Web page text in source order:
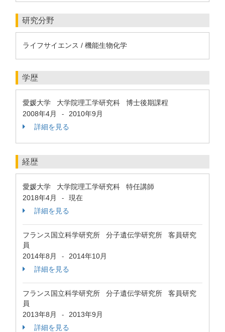
研究分野
ライフサイエンス / 機能生物化学
学歴
愛媛大学 大学院理工学研究科 博士後期課程
2008年4月
-
2010年9月
詳細を見る
経歴
愛媛大学 大学院理工学研究科 特任講師
2018年4月
-
現在
詳細を見る
フランス国立科学研究所 分子遺伝学研究所 客員研究
員
2014年8月
-
2014年10月
詳細を見る
フランス国立科学研究所 分子遺伝学研究所 客員研究
員
2013年8月
-
2013年9月
詳細を見る